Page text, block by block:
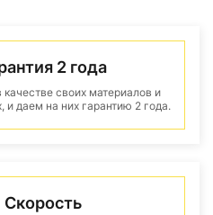
2 года
своих материалов и
и даем на них гарантию 2 года.
Скорость